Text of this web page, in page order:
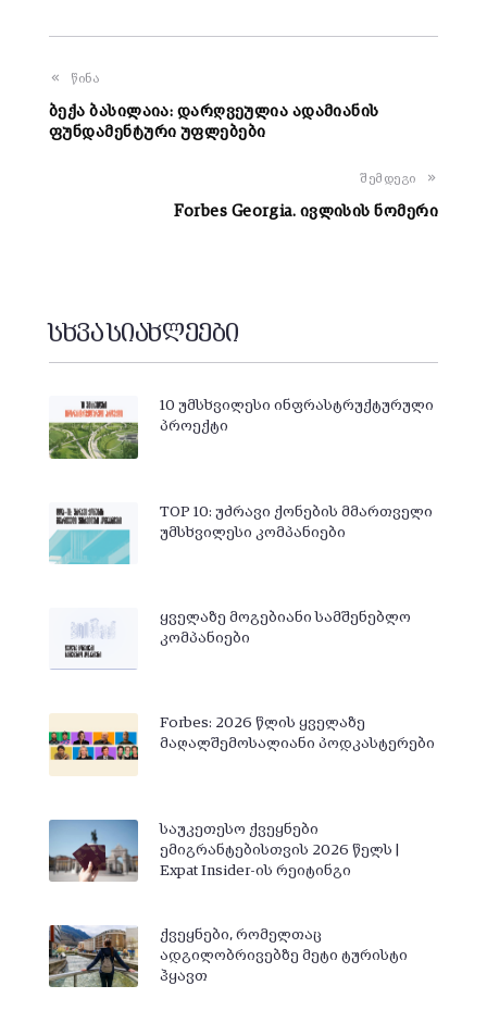
წინა
ბექა ბასილაია: დარღვეულია ადამიანის
ფუნდამენტური უფლებები
შემდეგი
Forbes Georgia. ივლისის ნომერი
სხვა სიახლეები
10 უმსხვილესი ინფრასტრუქტურული
პროექტი
TOP 10: უძრავი ქონების მმართველი
უმსხვილესი კომპანიები
ყველაზე მოგებიანი სამშენებლო
კომპანიები
Forbes: 2026 წლის ყველაზე
მაღალშემოსალიანი პოდკასტერები
საუკეთესო ქვეყნები
ემიგრანტებისთვის 2026 წელს |
Expat Insider-ის რეიტინგი
ქვეყნები, რომელთაც
ადგილობრივებზე მეტი ტურისტი
ჰყავთ